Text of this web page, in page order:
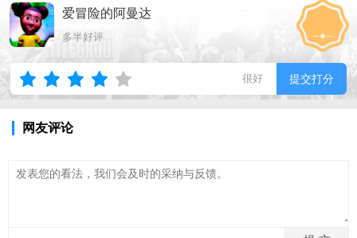
爱冒险的阿曼达
多半好评
很好 提交打分
网友评论